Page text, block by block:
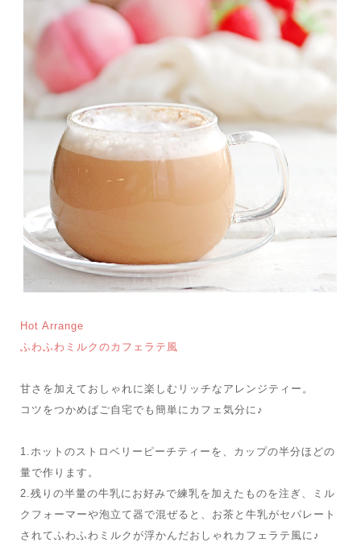
Hot Arrange
ふわふわミルクのカフェラテ風
甘さを加えておしゃれに楽しむリッチなアレンジティー。
コツをつかめばご自宅でも簡単にカフェ気分に♪
1.ホットのストロベリーピーチティーを、カップの半分ほどの
量で作ります。
2.残りの半量の牛乳にお好みで練乳を加えたものを注ぎ、ミル
クフォーマーや泡立て器で混ぜると、お茶と牛乳がセパレート
されてふわふわミルクが浮かんだおしゃれカフェラテ風に♪